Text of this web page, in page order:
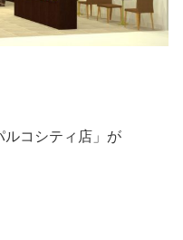
ルコシティ店」が